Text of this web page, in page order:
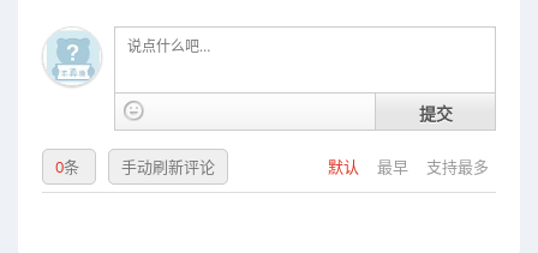
提交
默认 最早 支持最多
0条 手动刷新评论